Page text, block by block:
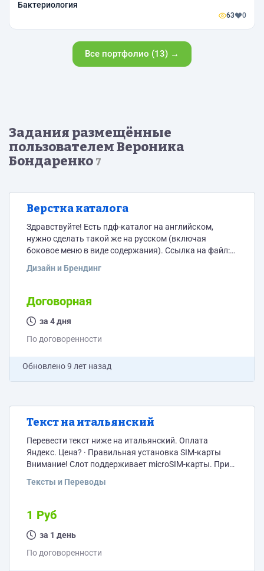
Бактериология
63 0
Все портфолио (13) →
Задания размещённые
пользователем Вероника
Бондаренко 7
Верстка каталога
Здравствуйте! Есть пдф-каталог на английском,
нужно сделать такой же на русском (включая
боковое меню в виде содержания). Ссылка на файл:
будет стоить? P.S. Перевод есть, интересует только
Дизайн и Брендинг
Договорная
за 4 дня
По договоренности
Обновлено9 лет назад
Текст на итальянский
Перевести текст ниже на итальянский. Оплата
Яндекс. Цена? · Правильная установка SIM-карты
Внимание! Слот поддерживает microSIM-карты. При
адаптер во избежание поломки телефона. Не
nanoSIM-карты. · Последнюю версию программного
обеспечения можно скачать на сайте www.elari.net
Тексты и Переводы
1 Руб
за 1 день
По договоренности